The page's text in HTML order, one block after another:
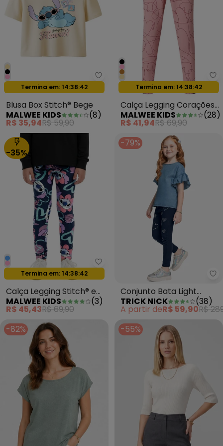
Malwee Kids - Blusa Box Stitch®
Oferta relâmpago
Termina em: 14:38:39
Blusa Box Stitch® Bege
MALWEE KIDS
(8)
R$ 35,94R$ 59,90
Oferta relâmpago
Termina em: 14:38:39
Calça Legging Corações
Rosa Claro
MALWEE KIDS (28)
R$ 41,94R$ 69,90
-35%
Malwee Kids - Calça Legging
Oferta relâmpago
Termina em: 14:38:39
Calça Legging Stitch® em
Cotton Azul Marinho
MALWEE KIDS (3)
R$ 45,43R$ 69,90
-79%
Conjunto Bata Light
Denim com Legging Azul
TRICK NICK (38)
A partir deR$ 59,90R$
-82%
-55%